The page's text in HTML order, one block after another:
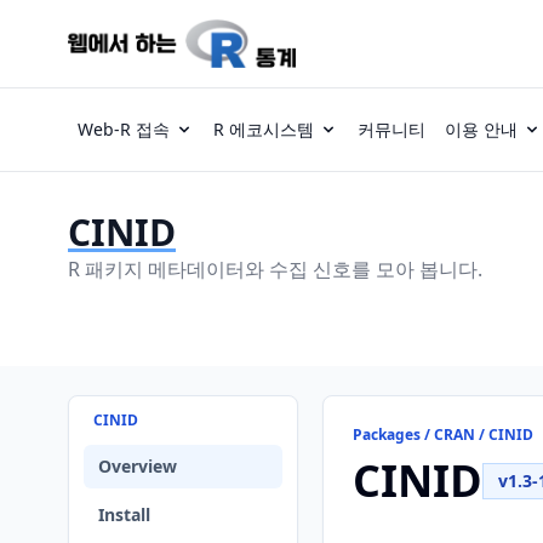
Web-R 접속 R 에코시스템 커뮤니티 이용 안내
CINID
R 패키지 메타데이터와 수집 신호를 모아 봅니다.
CINID
Overview
Install
Packages / CRAN / CINID
CINID v1.3-